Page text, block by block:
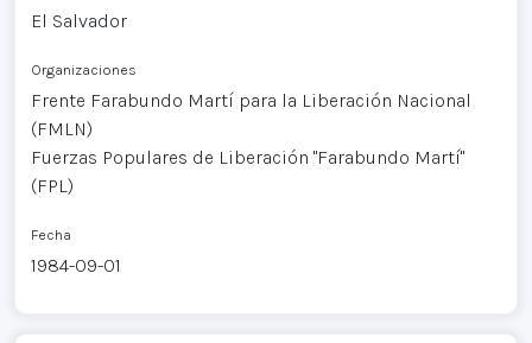
El Salvador
Organizaciones
Frente Farabundo Martí para la Liberación Nacional
(FMLN)
Fuerzas Populares de Liberación "Farabundo Martí"
(FPL)
Fecha
1984-09-01